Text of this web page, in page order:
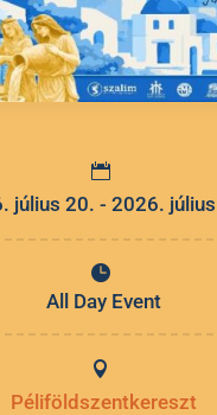
július 20. - 2026.
All Day Event
Péliföldszentkereszt